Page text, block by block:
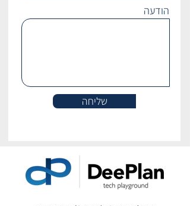
הודעה
שליחה